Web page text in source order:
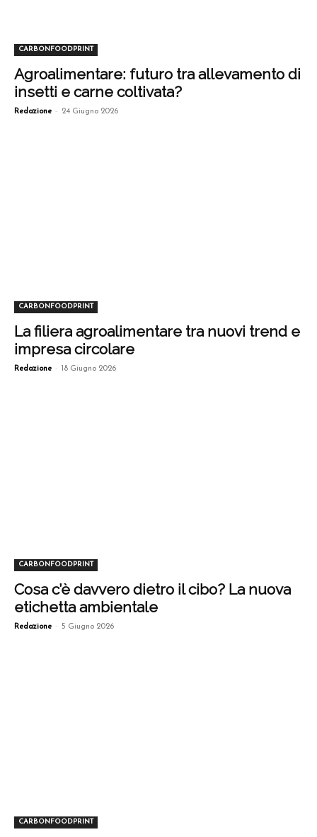
CARBONFOODPRINT
Agroalimentare: futuro tra allevamento di
insetti e carne coltivata?
Redazione - 24 Giugno 2026
CARBONFOODPRINT
La filiera agroalimentare tra nuovi trend e
impresa circolare
Redazione - 18 Giugno 2026
CARBONFOODPRINT
Cosa c’è davvero dietro il cibo? La nuova
etichetta ambientale
Redazione - 5 Giugno 2026
CARBONFOODPRINT